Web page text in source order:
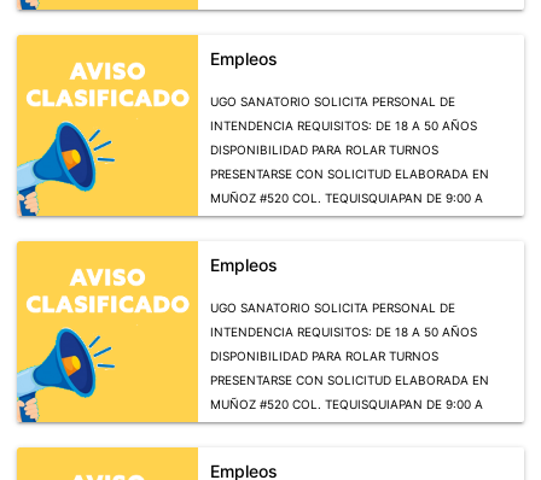
Empleos
UGO SANATORIO SOLICITA PERSONAL DE
INTENDENCIA REQUISITOS: DE 18 A 50 AÑOS
DISPONIBILIDAD PARA ROLAR TURNOS
PRESENTARSE CON SOLICITUD ELABORADA EN
MUÑOZ #520 COL. TEQUISQUIAPAN DE 9:00 A
15:00 HRS () (20OCT)
Empleos
UGO SANATORIO SOLICITA PERSONAL DE
INTENDENCIA REQUISITOS: DE 18 A 50 AÑOS
DISPONIBILIDAD PARA ROLAR TURNOS
PRESENTARSE CON SOLICITUD ELABORADA EN
MUÑOZ #520 COL. TEQUISQUIAPAN DE 9:00 A
15:00 HRS (20OCT)
Empleos